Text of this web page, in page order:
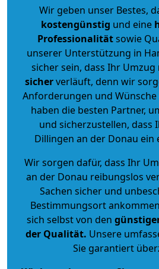
Wir geben unser Bestes,
kostengünstig und eine
Professionalitätsowie
unserer Unterstützung in
sicher sein, dass Ihr Umzug
sicherverläuft, denn wir
Anforderungen und
haben die besten Partner,
und sicherzustellen, dass
Dillingen an der Donau
Wir sorgen dafür, dass Ihr
an der Donau reibungslos
Sachen sicher und
Bestimmungsort
sich selbst von den
der Qualität. Unsere
Sie garantiert